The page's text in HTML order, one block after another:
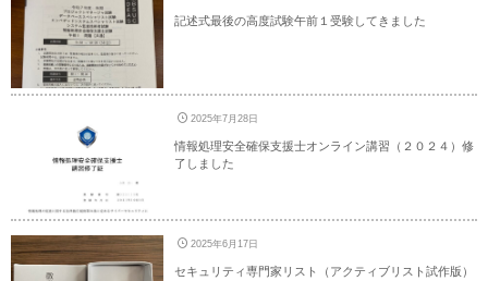
記述式最後の高度試験午前１受験してきました
2025年7月28日
情報処理安全確保支援士オンライン講習（２０２４）修
了しました
2025年6月17日
セキュリティ専門家リスト（アクティブリスト試作版）